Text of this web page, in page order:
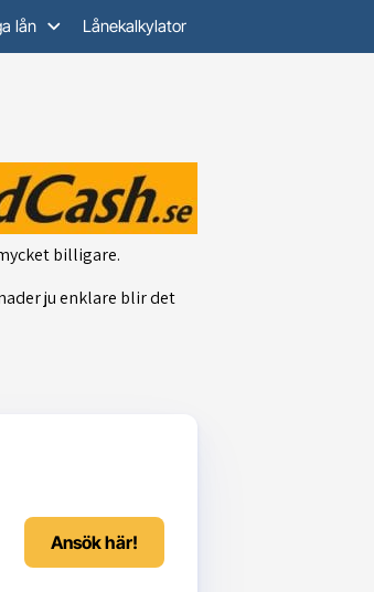
lån Lånekalkylator
billigare.
ju enklare blir det
Ansök här!